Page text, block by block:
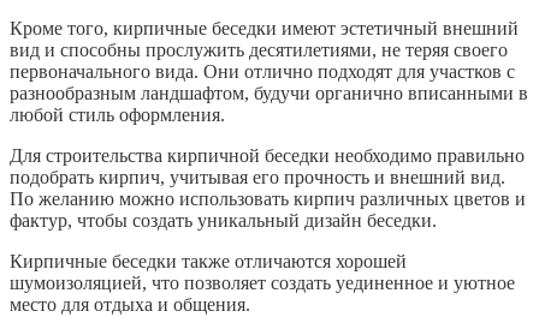
Кроме того, кирпичные беседки имеют эстетичный внешний
вид и способны прослужить десятилетиями, не теряя своего
первоначального вида. Они отлично подходят для участков с
разнообразным ландшафтом, будучи органично вписанными в
любой стиль оформления.
Для строительства кирпичной беседки необходимо правильно
подобрать кирпич, учитывая его прочность и внешний вид.
По желанию можно использовать кирпич различных цветов и
фактур, чтобы создать уникальный дизайн беседки.
Кирпичные беседки также отличаются хорошей
шумоизоляцией, что позволяет создать уединенное и уютное
место для отдыха и общения.